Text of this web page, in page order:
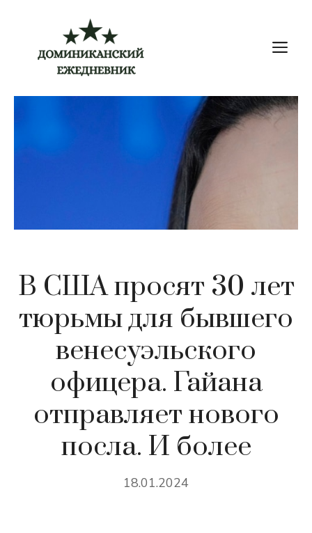
содержимому
В США просят 30 лет
тюрьмы для бывшего
венесуэльского
офицера. Гайана
отправляет нового
посла. И более
18.01.2024